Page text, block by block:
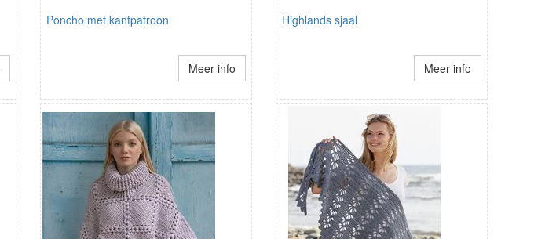
Poncho met kantpatroon
Meer info
Highlands sjaal
Meer info